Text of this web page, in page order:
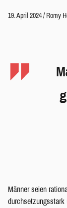
19. April 2024/ Romy
Männer seien
durchsetzungsstark